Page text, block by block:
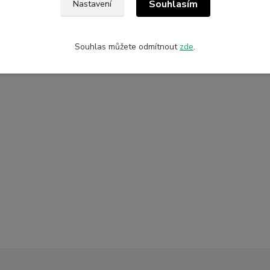
Nastavení Souhlasím
Souhlas můžete odmítnout zde.